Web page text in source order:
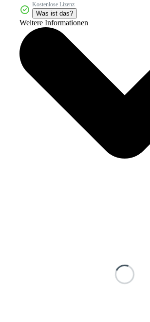
Kostenlose Lizenz
Was ist das?
Weitere Informationen